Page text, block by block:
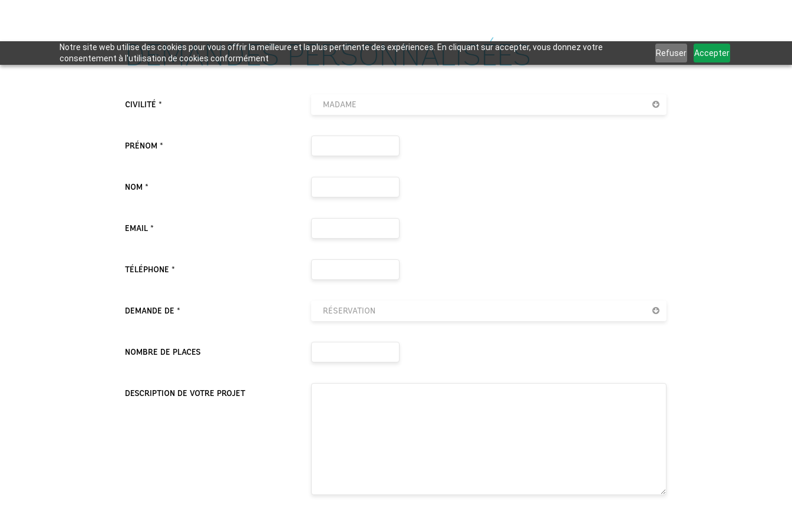
Notre site web utilise des cookies pour vous offrir la meilleure et la plus pertinente des expériences. En cliquant sur accepter, vous donnez votre
consentement à l'utilisation de cookies conformément
Refuser Accepter
DEMANDES PERSONNALISÉES
VEUILLEZ LAISSER CE CHAMP VIDE.
CIVILITÉ * MADAME
PRÉNOM *
NOM *
EMAIL *
TÉLÉPHONE *
DEMANDE DE * RÉSERVATION
NOMBRE DE PLACES
DESCRIPTION DE VOTRE PROJET